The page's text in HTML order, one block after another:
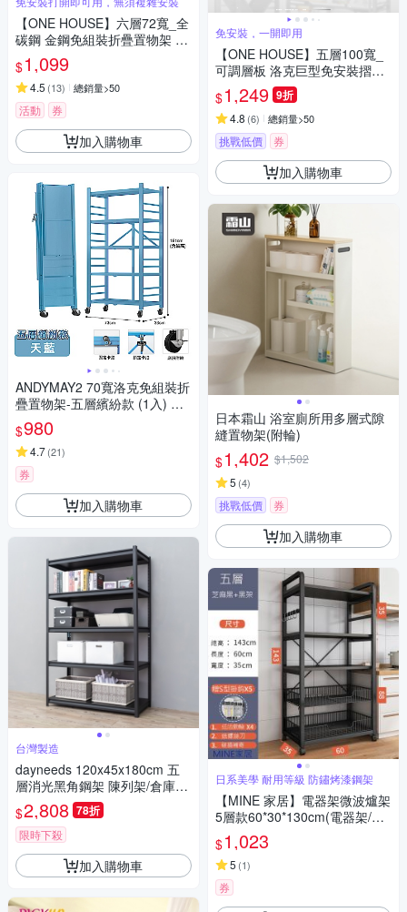
【ONE HOUSE】六層72寬_全
碳鋼 金鋼免組裝折疊置物架 -
可調層板-2色可選 (廚房架/免安
裝架/收納架/鐵架/書架/鞋架)
$1,099
4.5 (13) 總銷量>50
活動 券
加入購物車
ANDYMAY2 70寬洛克免組裝折
疊置物架-五層繽紛款 (1入) OH
-K105
$980
4.7(21)
券
加入購物車
台灣製造
dayneeds 120x45x180cm 五
層消光黑角鋼架 陳列架/倉庫架/
書架
$2,808 78折
限時下殺
加入購物車
免安裝，一開即用
【ONE HOUSE】五層100寬_
可調層板 洛克巨型免安裝摺疊
置物架 (免組裝/收納櫃/收納架/
層架/鐵架/書架/電器櫃)
$1,249 9折
4.8 (6) 總銷量>50
挑戰低價 券
加入購物車
日本霜山 浴室廁所用多層式隙
縫置物架(附輪)
$1,402 $1,502
5 (4)
挑戰低價 券
加入購物車
日系美學 耐用等級 防鏽烤漆鋼架
【MINE 家居】電器架微波爐架
5層款60*30*130cm(電器架/微
波爐/書架)
$1,023
5 (1)
券